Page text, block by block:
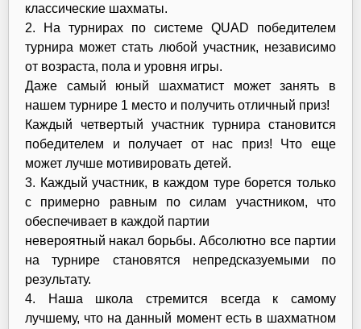
классические шахматы.
2. На турнирах по системе QUAD победителем
турнира может стать любой участник, независимо
от возраста, пола и уровня игры.
Даже самый юный шахматист может занять в
нашем турнире 1 место и получить отличный приз!
Каждый четвертый участник турнира становится
победителем и получает от нас приз! Что еще
может лучше мотивировать детей.
3. Каждый участник, в каждом туре борется только
с примерно равным по силам участником, что
обеспечивает в каждой партии
невероятный накал борьбы. Абсолютно все партии
на турнире становятся непредсказуемыми по
результату.
4. Наша школа стремится всегда к самому
лучшему, что на данный момент есть в шахматном